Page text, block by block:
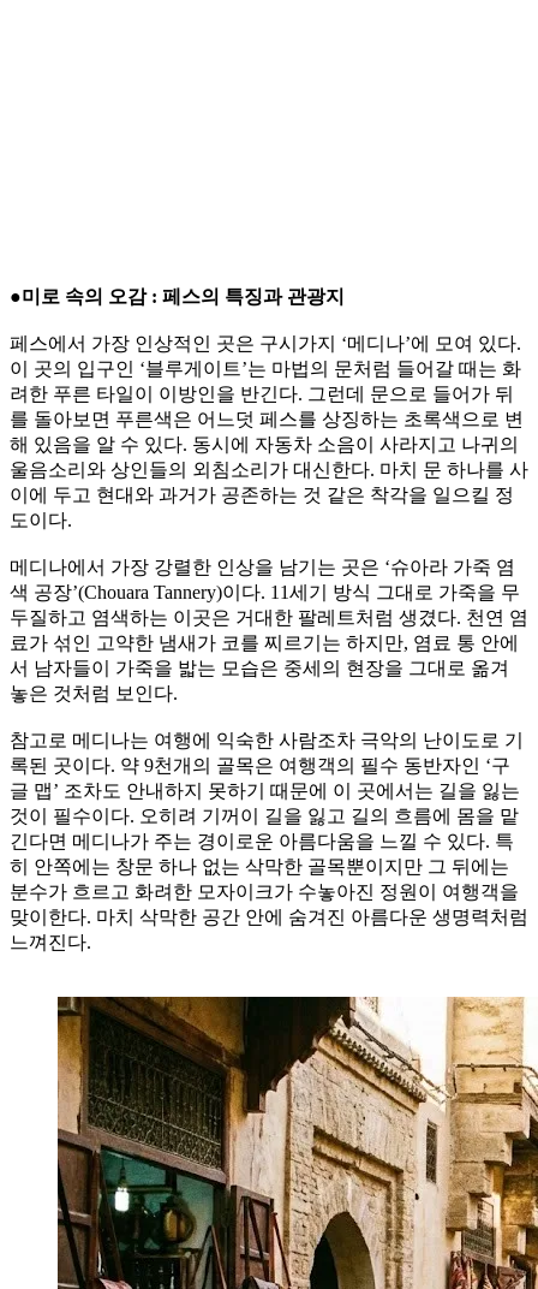
●미로 속의 오감 : 페스의 특징과 관광지
페스에서 가장 인상적인 곳은 구시가지 ‘메디나’에 모여 있다.
이 곳의 입구인 ‘블루게이트’는 마법의 문처럼 들어갈 때는 화
려한 푸른 타일이 이방인을 반긴다. 그런데 문으로 들어가 뒤
를 돌아보면 푸른색은 어느덧 페스를 상징하는 초록색으로 변
해 있음을 알 수 있다. 동시에 자동차 소음이 사라지고 나귀의
울음소리와 상인들의 외침소리가 대신한다. 마치 문 하나를 사
이에 두고 현대와 과거가 공존하는 것 같은 착각을 일으킬 정
도이다.
메디나에서 가장 강렬한 인상을 남기는 곳은 ‘슈아라 가죽 염
색 공장’(Chouara Tannery)이다. 11세기 방식 그대로 가죽을 무
두질하고 염색하는 이곳은 거대한 팔레트처럼 생겼다. 천연 염
료가 섞인 고약한 냄새가 코를 찌르기는 하지만, 염료 통 안에
서 남자들이 가죽을 밟는 모습은 중세의 현장을 그대로 옮겨
놓은 것처럼 보인다.
참고로 메디나는 여행에 익숙한 사람조차 극악의 난이도로 기
록된 곳이다. 약 9천개의 골목은 여행객의 필수 동반자인 ‘구
글 맵’ 조차도 안내하지 못하기 때문에 이 곳에서는 길을 잃는
것이 필수이다. 오히려 기꺼이 길을 잃고 길의 흐름에 몸을 맡
긴다면 메디나가 주는 경이로운 아름다움을 느낄 수 있다. 특
히 안쪽에는 창문 하나 없는 삭막한 골목뿐이지만 그 뒤에는
분수가 흐르고 화려한 모자이크가 수놓아진 정원이 여행객을
맞이한다. 마치 삭막한 공간 안에 숨겨진 아름다운 생명력처럼
느껴진다.